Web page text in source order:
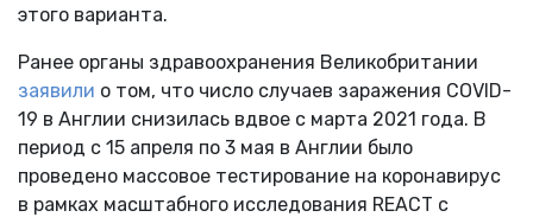
этого варианта.
Ранее органы здравоохранения Великобритании
заявили о том, что число случаев заражения COVID-
19 в Англии снизилась вдвое с марта 2021 года. В
период с 15 апреля по 3 мая в Англии было
проведено массовое тестирование на коронавирус
в рамках масштабного исследования REACT с